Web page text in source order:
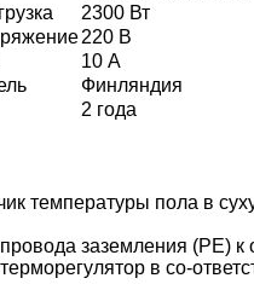
2300 Вт
220 В
10 А
Финляндия
2 года
температуры пола в
заземления (PE) к
в со-